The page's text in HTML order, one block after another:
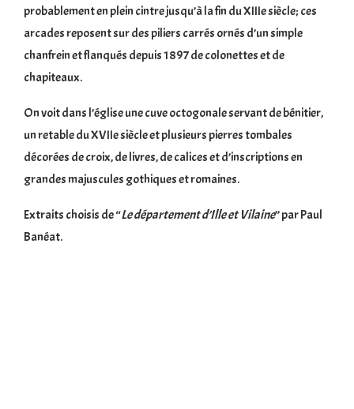
probablement en plein cintre jusqu’à la fin du XIIIe siècle; ces
arcades reposent sur des piliers carrés ornés d’un simple
chanfrein et flanqués depuis 1897 de colonettes et de
chapiteaux.
On voit dans l’église une cuve octogonale servant de bénitier,
un retable du XVIIe siècle et plusieurs pierres tombales
décorées de croix, de livres, de calices et d’inscriptions en
grandes majuscules gothiques et romaines.
Extraits choisis de “Le département d’Ille et Vilaine” par Paul
Banéat.